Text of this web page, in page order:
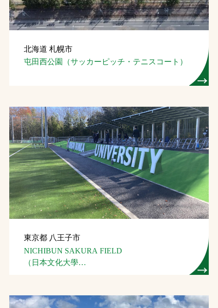
北海道 札幌市
屯田西公園（サッカーピッチ・テニスコート）
東京都 八王子市
NICHIBUN SAKURA FIELD
（日本文化大學